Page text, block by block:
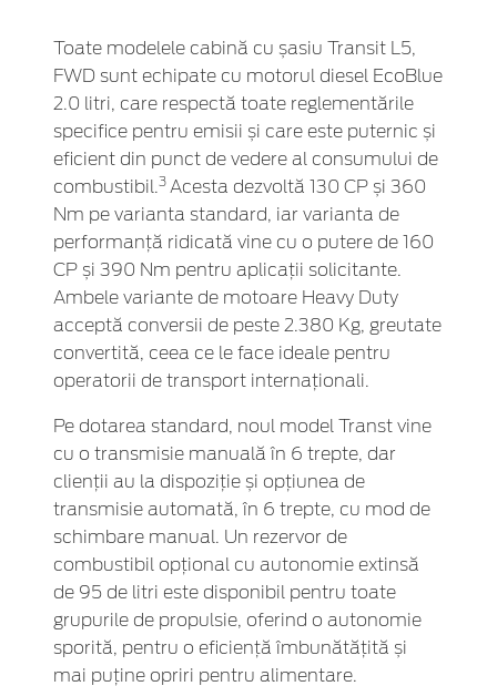
Toate modelele cabină cu șasiu Transit L5,
FWD sunt echipate cu motorul diesel EcoBlue
2.0 litri, care respectă toate reglementările
specifice pentru emisii și care este puternic și
eficient din punct de vedere al consumului de
combustibil.3 Acesta dezvoltă 130 CP și 360
Nm pe varianta standard, iar varianta de
performanță ridicată vine cu o putere de 160
CP și 390 Nm pentru aplicații solicitante.
Ambele variante de motoare Heavy Duty
acceptă conversii de peste 2.380 Kg, greutate
convertită, ceea ce le face ideale pentru
operatorii de transport internaționali.
Pe dotarea standard, noul model Transt vine
cu o transmisie manuală în 6 trepte, dar
clienții au la dispoziție și opțiunea de
transmisie automată, în 6 trepte, cu mod de
schimbare manual. Un rezervor de
combustibil opțional cu autonomie extinsă
de 95 de litri este disponibil pentru toate
grupurile de propulsie, oferind o autonomie
sporită, pentru o eficiență îmbunătățită și
mai puține opriri pentru alimentare.